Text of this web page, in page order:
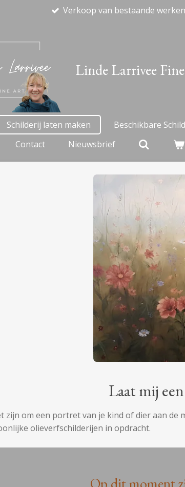
Verkoop van bestaande werken
Linde Larrivee
Schilderij laten maken Beschikbare
Contact Nieuwsbrief
Laat mij
zijn om een portret van je kind of dier aan de
olieverfschilderijen in opdracht.